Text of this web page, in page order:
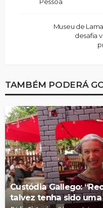
Museu de
desafia
TAMBÉM PODERÁ
Custódia Gallego:
talvez tenha sido